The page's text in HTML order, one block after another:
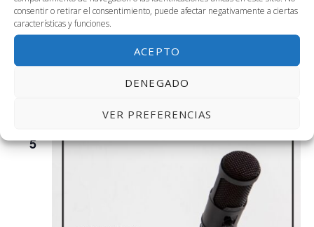
consentir o retirar el consentimiento, puede afectar negativamente a ciertas
características y funciones.
ACEPTO
DENEGADO
VER PREFERENCIAS
5 diciembre, 2023 @ 9:00 am-6:00 pm
5